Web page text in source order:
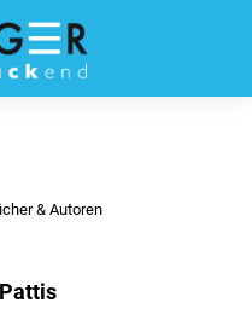
& Autoren